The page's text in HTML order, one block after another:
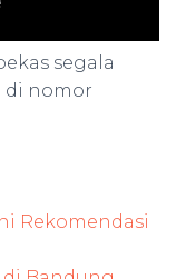
segala
di nomor
Rekomendasi